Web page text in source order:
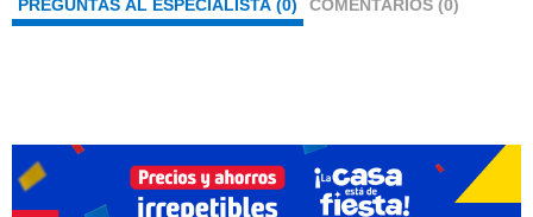
PREGUNTAS AL ESPECIALISTA (0) COMENTARIOS (0)